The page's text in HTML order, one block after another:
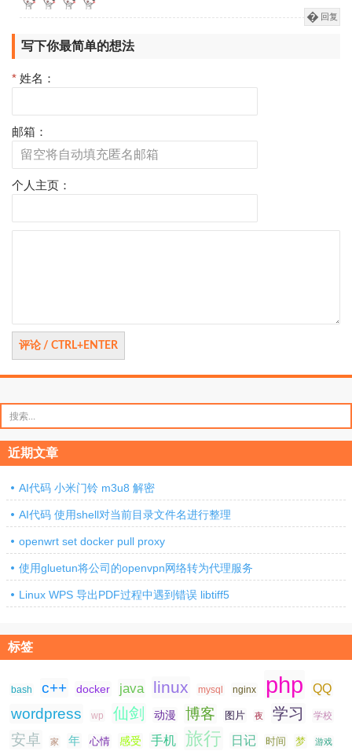
回复
写下你最简单的想法
* 姓名：
邮箱：
个人主页：
索：
近期文章
AI代码 小米门铃 m3u8 解密
AI代码 使用shell对当前目录文件名进行整理
openwrt set docker pull proxy
使用gluetun将公司的openvpn网络转为代理服务
Linux WPS 导出PDF过程中遇到错误 libtiff5
标签
bash c++ docker java linux mysql nginx php QQ
wordpress wp 仙剑 动漫 博客 图片 夜 学习 学校
安卓 家 年 心情 感受 手机 旅行 日记 时间 梦 游戏